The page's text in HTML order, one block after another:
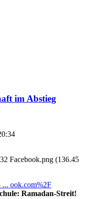
im Abstieg
Facebook.png (136.45
ook.com%2F
Ramadan-Streit!